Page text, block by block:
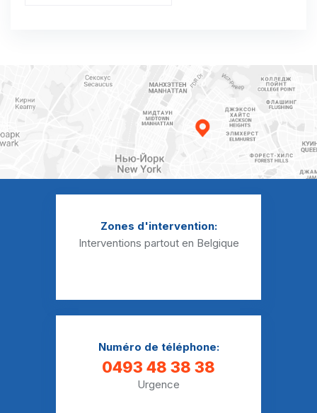
Débouchage WC Ressaix
Débouchage WC Rouveroy
Débouchage WC Saint-Vaast
Débouchage WC Strépy-Bracquegnies
Zones d'intervention:
Interventions partout en Belgique
Numéro de téléphone:
0493 48 38 38
Urgence